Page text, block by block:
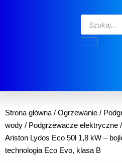
Strona główna / Ogrzewanie /
wody / Podgrzewacze elektryczne
Ariston Lydos Eco 50l 1,8 kW –
technologia Eco Evo, klasa B